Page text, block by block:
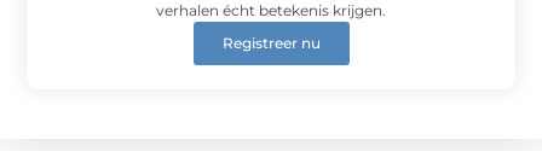
verhalen écht betekenis krijgen.
Registreer nu